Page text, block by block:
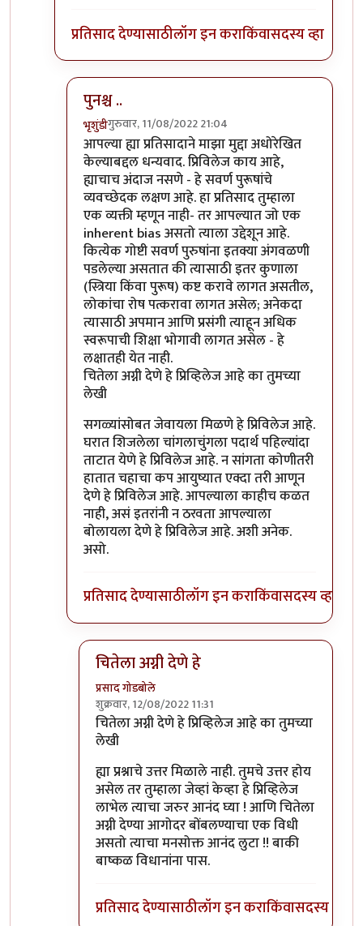
प्रतिसाद देण्यासाठीलॉग इन कराकिंवासदस्य व्हा
पुनश्च ..
भृशुंडीगुरुवार, 11/08/2022 21:04
In reply toprivilegebyप्रसाद गोडबोले
आपल्या ह्या प्रतिसादाने माझा मुद्दा अधोरेखित
केल्याबद्दल धन्यवाद. प्रिविलेज काय आहे,
ह्याचाच अंदाज नसणे - हे सवर्ण पुरूषांचे
व्यवच्छेदक लक्षण आहे. हा प्रतिसाद तुम्हाला
एक व्यक्ती म्हणून नाही- तर आपल्यात जो एक
inherent bias असतो त्याला उद्देशून आहे.
कित्येक गोष्टी सवर्ण पुरुषांना इतक्या अंगवळणी
पडलेल्या असतात की त्यासाठी इतर कुणाला
(स्त्रिया किंवा पुरूष) कष्ट करावे लागत असतील,
लोकांचा रोष पत्करावा लागत असेल; अनेकदा
त्यासाठी अपमान आणि प्रसंगी त्याहून अधिक
स्वरूपाची शिक्षा भोगावी लागत असेल - हे
लक्षातही येत नाही.
चितेला अग्नी देणे हे प्रिव्हिलेज आहे का तुमच्या
लेखी
सगळ्यांसोबत जेवायला मिळणे हे प्रिविलेज आहे.
घरात शिजलेला चांगलाचुंगला पदार्थ पहिल्यांदा
ताटात येणे हे प्रिविलेज आहे. न सांगता कोणीतरी
हातात चहाचा कप आयुष्यात एक्दा तरी आणून
देणे हे प्रिविलेज आहे. आपल्याला काहीच कळत
नाही, असं इतरांनी न ठरवता आपल्याला
बोलायला देणे हे प्रिविलेज आहे. अशी अनेक.
असो.
प्रतिसाद देण्यासाठीलॉग इन कराकिंवासदस्य व्हा
चितेला अग्नी देणे हे
प्रसाद गोडबोले
शुक्रवार, 12/08/2022 11:31
In reply toपुनश्च ..byभृशुंडी
चितेला अग्नी देणे हे प्रिव्हिलेज आहे का तुमच्या
लेखी
ह्या प्रश्नाचे उत्तर मिळाले नाही. तुमचे उत्तर होय
असेल तर तुम्हाला जेव्हां केव्हा हे प्रिव्हिलेज
लाभेल त्याचा जरुर आनंद घ्या ! आणि चितेला
अग्नी देण्या आगोदर बोंबलण्याचा एक विधी
असतो त्याचा मनसोक्त आनंद लुटा !! बाकी
बाष्कळ विधानांना पास.
प्रतिसाद देण्यासाठीलॉग इन कराकिंवासदस्य व्हा